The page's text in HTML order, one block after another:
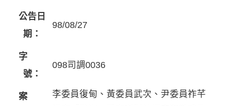
公告日
期：
98/08/27
字
號：
098司調0036
案
李委員復甸、黃委員武次、尹委員祚芊